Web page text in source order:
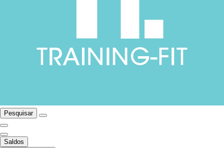
Pesquisar
Saldos